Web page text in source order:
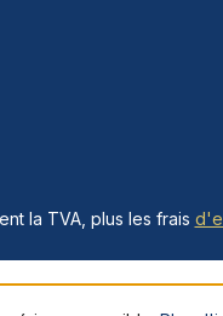
la TVA, plus les frais